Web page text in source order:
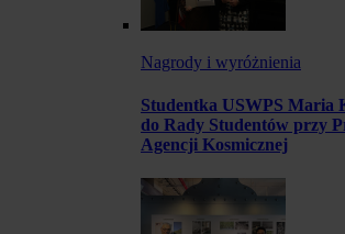
Nagrody i wyróżnienia
Studentka USWPS Maria
do Rady Studentów przy
Agencji Kosmicznej